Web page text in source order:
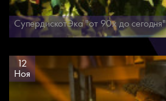
СупердискотЭка "от 90х до сегодня"
12
Ноя